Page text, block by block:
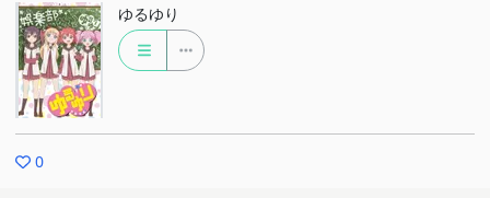
ゆるゆり
0